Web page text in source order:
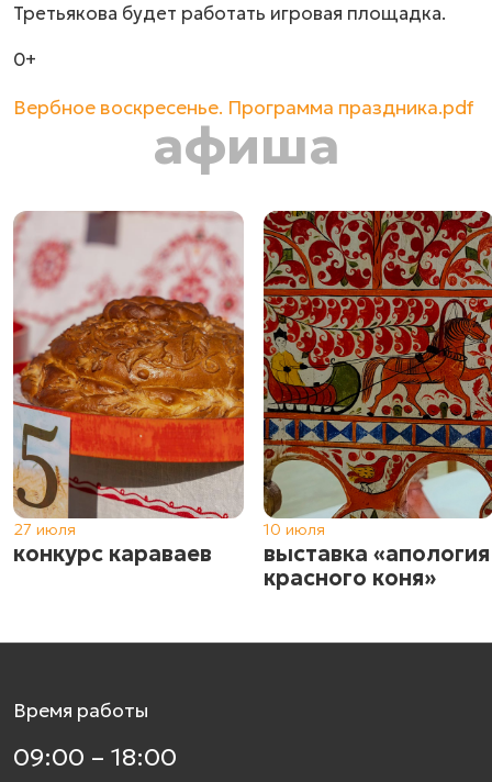
Третьякова будет работать игровая площадка.
0+
Вербное воскресенье. Программа праздника.pdf
афиша
27 июля
конкурс караваев
10 июля
выставка «апология
красного коня»
Время работы
09:00 – 18:00